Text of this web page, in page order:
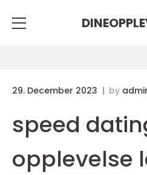
29. December 2023 by
speed
opplevelse